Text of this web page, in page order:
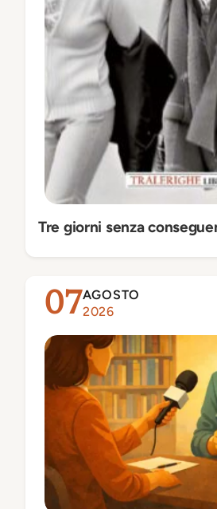
Tre giorni senza
07AGOSTO
2026